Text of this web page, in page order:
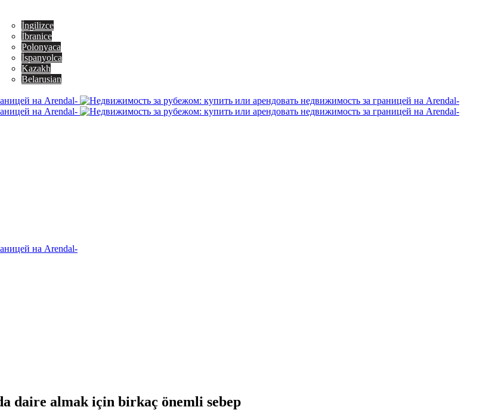
İngilizce
İbranice
Polonyaca
İspanyolca
Kazakh
Belarusian
daire almak için birkaç önemli sebep